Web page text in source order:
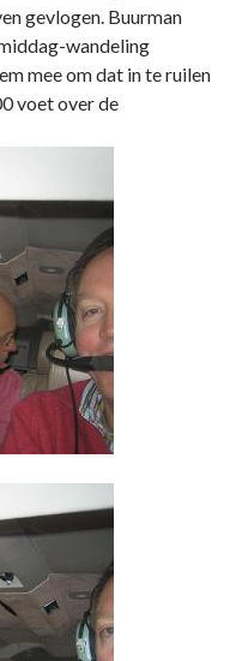
gevlogen. Buurman
wandeling
mee om dat in te ruilen
voet over de